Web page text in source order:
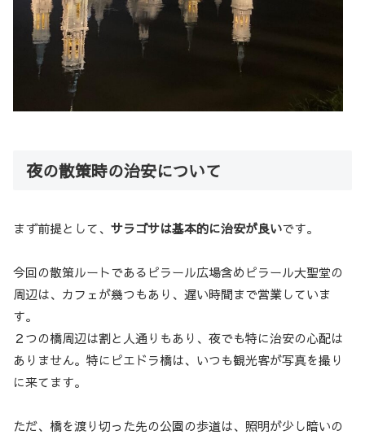
夜の散策時の治安について
まず前提として、 サラゴサは基本的に治安が良いです。
今回の散策ルートであるピラール広場含めピラール大聖堂の
周辺は、カフェが幾つもあり、遅い時間まで営業していま
す。
２つの橋周辺は割と人通りもあり、夜でも特に治安の心配は
ありません。特にピエドラ橋は、いつも観光客が写真を撮り
に来てます。
ただ、橋を渡り切った先の公園の歩道は、照明が少し暗いの